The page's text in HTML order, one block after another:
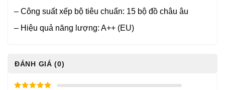
– Công suất xếp bộ tiêu chuẩn: 15 bộ đồ châu âu
– Hiệu quả năng lượng: A++ (EU)
ĐÁNH GIÁ (0)